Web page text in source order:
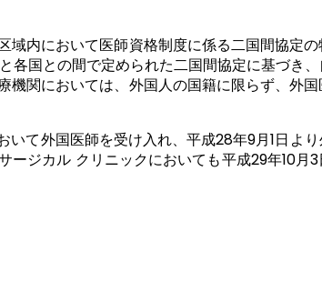
内において医師資格制度に係る二国間協定
国との間で定められた二国間協定に基づき
関においては、外国人の国籍に限らず、外
て外国医師を受け入れ、平成28年9月1日よ
ージカル クリニックにおいても平成29年10月